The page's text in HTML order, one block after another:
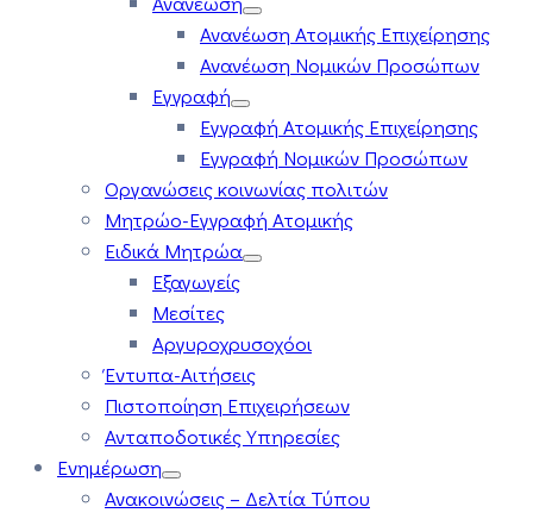
Ανανέωση Ατομικής Επιχείρησης
Ανανέωση Νομικών Προσώπων
Εγγραφή
Εγγραφή Ατομικής Επιχείρησης
Εγγραφή Νομικών Προσώπων
Οργανώσεις κοινωνίας πολιτών
Μητρώο-Εγγραφή Ατομικής
Ειδικά Μητρώα
Εξαγωγείς
Μεσίτες
Αργυροχρυσοχόοι
Έντυπα-Αιτήσεις
Πιστοποίηση Επιχειρήσεων
Ανταποδοτικές Υπηρεσίες
Ενημέρωση
Ανακοινώσεις – Δελτία Τύπου